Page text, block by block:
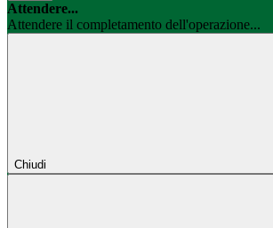
Attendere...
Attendere il completamento dell'operazione...
Chiudi